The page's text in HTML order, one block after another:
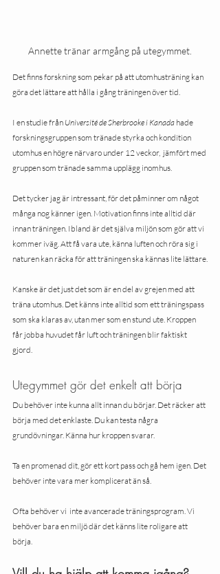
Annette tränar armgång på utegymmet.
Det finns forskning som pekar på att utomhusträning kan
göra det lättare att hålla i gång träningen över tid.
I en studie från Université de Sherbrooke i Kanada hade
forskningsgruppen som tränade styrka och kondition
utomhus en högre närvaro under 12 veckor,  jämfört med
gruppen som tränade samma upplägg inomhus.
Det tycker jag är intressant, för det påminner om något
många nog känner igen. Motivation finns inte alltid där
innan träningen. Ibland är det själva miljön som gör att vi
kommer iväg. Att få vara ute, känna luften och röra sig i
naturen kan räcka för att träningen ska kännas lite lättare.
Kanske är det just det som är en del av grejen med att
träna utomhus. Det känns inte alltid som ett träningspass
som ska klaras av, utan mer som en stund ute. Kroppen
får jobba huvudet får luft och träningen blir faktiskt
gjord.
Utegymmet gör det enkelt att börja
Du behöver inte kunna allt innan du börjar. Det räcker att
börja med det enklaste. Du kan testa några
grundövningar. Känna hur kroppen svarar.
Ta en promenad dit, gör ett kort pass och gå hem igen. Det
behöver inte vara mer komplicerat än så.
Ofta behöver vi  inte avancerade träningsprogram. Vi
behöver bara en miljö där det känns lite roligare att
börja.